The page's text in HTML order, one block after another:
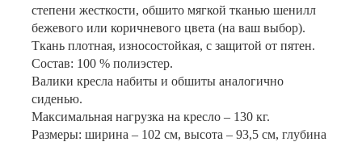
степени жесткости, обшито мягкой тканью шенилл
бежевого или коричневого цвета (на ваш выбор).
Ткань плотная, износостойкая, с защитой от пятен.
Состав: 100 % полиэстер.
Валики кресла набиты и обшиты аналогично
сиденью.
Максимальная нагрузка на кресло – 130 кг.
Размеры: ширина – 102 см, высота – 93,5 см, глубина